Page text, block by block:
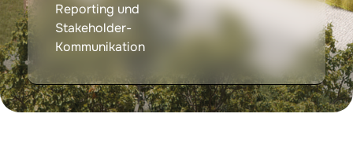
Reporting und
Stakeholder-
Kommunikation